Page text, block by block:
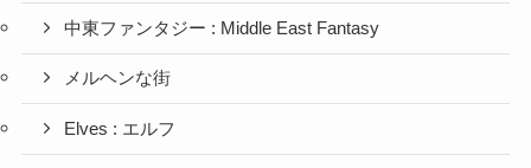
中東ファンタジー : Middle East Fantasy
メルヘンな街
Elves : エルフ